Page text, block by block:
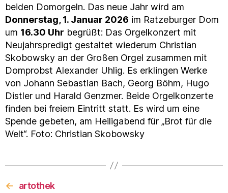
beiden Domorgeln. Das neue Jahr wird am
Donnerstag, 1. Januar 2026 im Ratzeburger Dom
um 16.30 Uhr begrüßt: Das Orgelkonzert mit
Neujahrspredigt gestaltet wiederum Christian
Skobowsky an der Großen Orgel zusammen mit
Domprobst Alexander Uhlig. Es erklingen Werke
von Johann Sebastian Bach, Georg Böhm, Hugo
Distler und Harald Genzmer. Beide Orgelkonzerte
finden bei freiem Eintritt statt. Es wird um eine
Spende gebeten, am Heiligabend für „Brot für die
Welt“. Foto: Christian Skobowsky
←
artothek